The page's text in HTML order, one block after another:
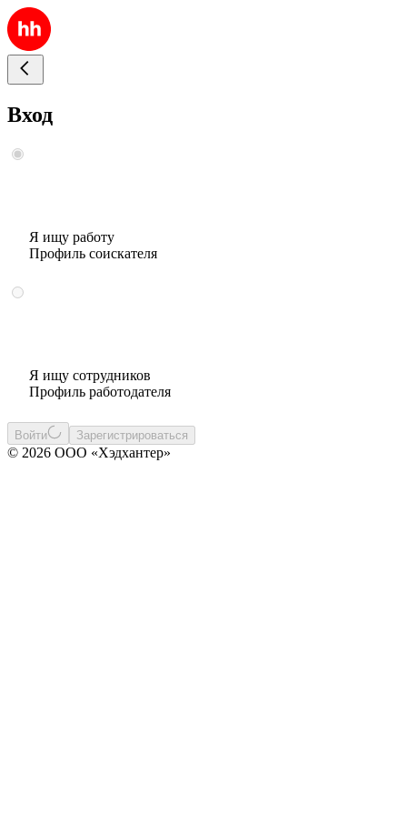
Вход
Я ищу работу
Профиль соискателя
Я ищу сотрудников
Профиль работодателя
Войти Зарегистрироваться
© 2026 ООО «Хэдхантер»